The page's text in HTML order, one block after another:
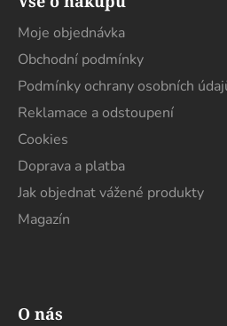
Moje objednávka
Obchodní podmínky
Podmínky ochrany osobních
Reklamace a odstoupení
Cookies
Doprava a platba
Jak objednat vážené produkty
Magazín
O nás